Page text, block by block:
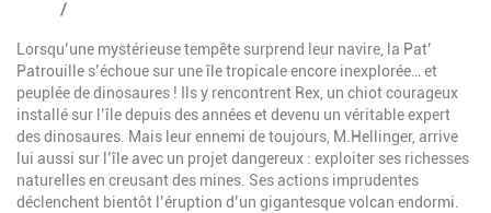
/
Lorsqu’une mystérieuse tempête surprend leur navire, la Pat’
Patrouille s’échoue sur une île tropicale encore inexplorée… et
peuplée de dinosaures ! Ils y rencontrent Rex, un chiot courageux
installé sur l’île depuis des années et devenu un véritable expert
des dinosaures. Mais leur ennemi de toujours, M.Hellinger, arrive
lui aussi sur l’île avec un projet dangereux : exploiter ses richesses
naturelles en creusant des mines. Ses actions imprudentes
déclenchent bientôt l’éruption d’un gigantesque volcan endormi.